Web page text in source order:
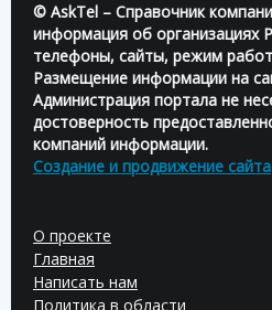
© AskTel – Справочник
информация об организациях
телефоны, сайты, режим
Размещение информации на
Администрация портала не
достоверность
компаний информации.
Создание и продвижение сайта
О проекте
Главная
Написать нам
Политика в области